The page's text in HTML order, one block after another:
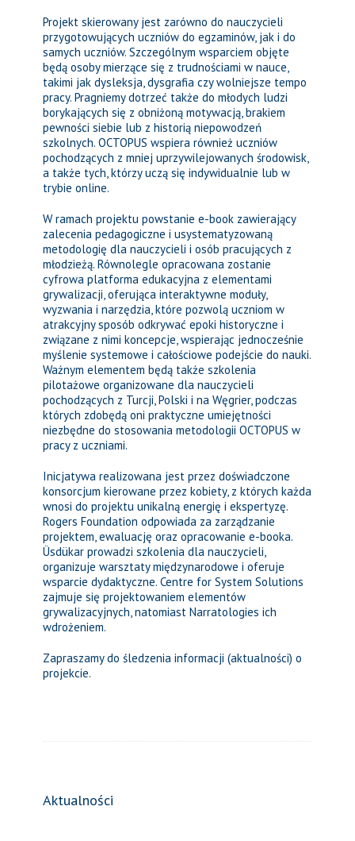
Projekt skierowany jest zarówno do nauczycieli
przygotowujących uczniów do egzaminów, jak i do
samych uczniów. Szczególnym wsparciem objęte
będą osoby mierzące się z trudnościami w nauce,
takimi jak dysleksja, dysgrafia czy wolniejsze tempo
pracy. Pragniemy dotrzeć także do młodych ludzi
borykających się z obniżoną motywacją, brakiem
pewności siebie lub z historią niepowodzeń
szkolnych. OCTOPUS wspiera również uczniów
pochodzących z mniej uprzywilejowanych środowisk,
a także tych, którzy uczą się indywidualnie lub w
trybie online.
W ramach projektu powstanie e-book zawierający
zalecenia pedagogiczne i usystematyzowaną
metodologię dla nauczycieli i osób pracujących z
młodzieżą. Równolegle opracowana zostanie
cyfrowa platforma edukacyjna z elementami
grywalizacji, oferująca interaktywne moduły,
wyzwania i narzędzia, które pozwolą uczniom w
atrakcyjny sposób odkrywać epoki historyczne i
związane z nimi koncepcje, wspierając jednocześnie
myślenie systemowe i całościowe podejście do nauki.
Ważnym elementem będą także szkolenia
pilotażowe organizowane dla nauczycieli
pochodzących z Turcji, Polski i na Węgrier, podczas
których zdobędą oni praktyczne umiejętności
niezbędne do stosowania metodologii OCTOPUS w
pracy z uczniami.
Inicjatywa realizowana jest przez doświadczone
konsorcjum kierowane przez kobiety, z których każda
wnosi do projektu unikalną energię i ekspertyzę.
Rogers Foundation odpowiada za zarządzanie
projektem, ewaluację oraz opracowanie e-booka.
Üsdükar prowadzi szkolenia dla nauczycieli,
organizuje warsztaty międzynarodowe i oferuje
wsparcie dydaktyczne. Centre for System Solutions
zajmuje się projektowaniem elementów
grywalizacyjnych, natomiast Narratologies ich
wdrożeniem.
Zapraszamy do śledzenia informacji (aktualności) o
projekcie.
Aktualności